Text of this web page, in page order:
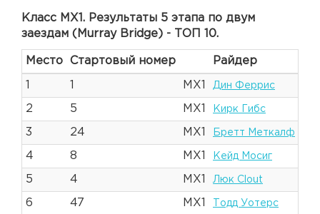
Класс MX1. Результаты 5 этапа по двум
заездам (Murray Bridge) - ТОП 10.
Место Стартовый номер Райдер
MX1 Дин Феррис
2 5 MX1 Кирк Гибс
3 24 MX1 Бретт Меткалф
4 8 MX1 Кейд Мосиг
5 4 MX1 Люк Clout
6 47 MX1 Тодд Уотерс